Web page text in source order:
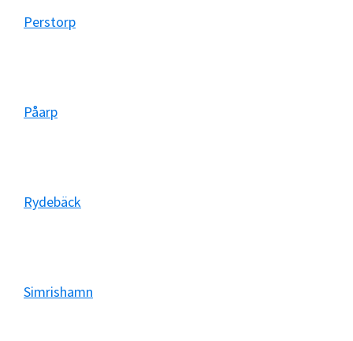
Perstorp
Påarp
Rydebäck
Simrishamn